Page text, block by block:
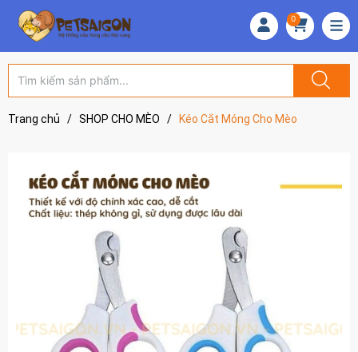
0
Trang chủ / SHOP CHO MÈO / Kéo Cắt Móng Cho Mèo